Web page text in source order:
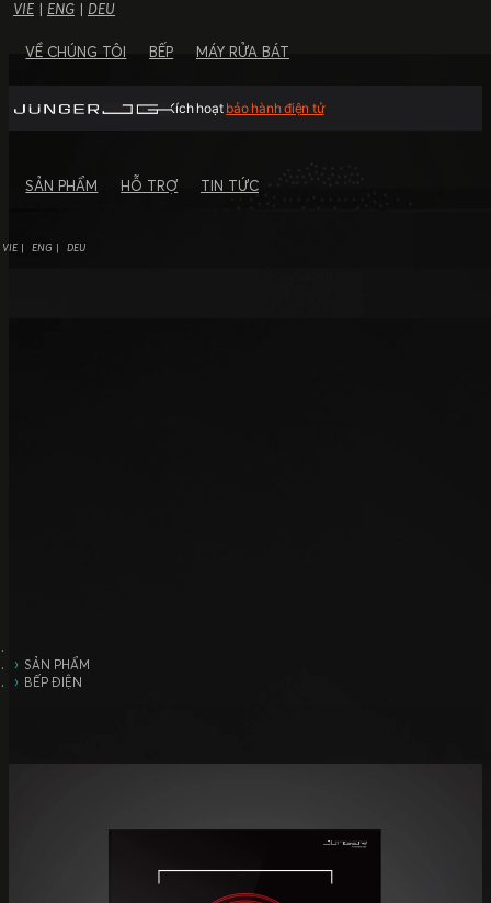
VỀ CHÚNG TÔI BẾP MÁY RỬA BÁT
SẢN PHẨM HỖ TRỢ TIN TỨC
VIE ENG DEU
Kích hoạt bảo hành điện tử
SẢN PHẨM
BẾP ĐIỆN
VIE | ENG | DEU